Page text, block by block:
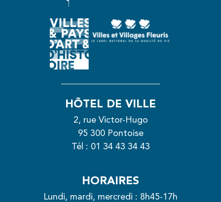
HÔTEL DE VILLE
2, rue Victor-Hugo
95 300 Pontoise
Tél : 01 34 43 34 43
HORAIRES
Lundi, mardi, mercredi : 8h45-17h